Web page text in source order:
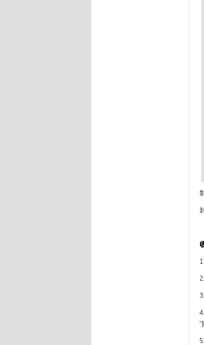
“